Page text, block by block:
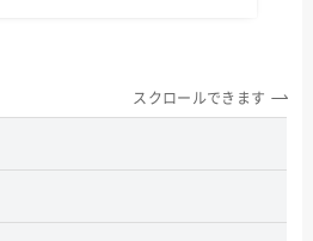
スクロールできます